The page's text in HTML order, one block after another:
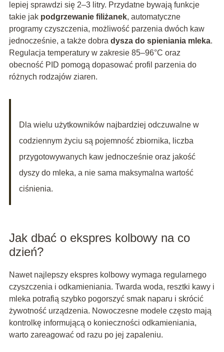
lepiej sprawdzi się 2–3 litry. Przydatne bywają funkcje
takie jak podgrzewanie filiżanek, automatyczne
programy czyszczenia, możliwość parzenia dwóch kaw
jednocześnie, a także dobra dysza do spieniania mleka.
Regulacja temperatury w zakresie 85–96°C oraz
obecność PID pomogą dopasować profil parzenia do
różnych rodzajów ziaren.
Dla wielu użytkowników najbardziej odczuwalne w
codziennym życiu są pojemność zbiornika, liczba
przygotowywanych kaw jednocześnie oraz jakość
dyszy do mleka, a nie sama maksymalna wartość
ciśnienia.
Jak dbać o ekspres kolbowy na co
dzień?
Nawet najlepszy ekspres kolbowy wymaga regularnego
czyszczenia i odkamieniania. Twarda woda, resztki kawy i
mleka potrafią szybko pogorszyć smak naparu i skrócić
żywotność urządzenia. Nowoczesne modele często mają
kontrolkę informującą o konieczności odkamieniania,
warto zareagować od razu po jej zapaleniu.